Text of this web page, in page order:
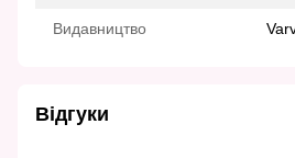
Видавництво
Відгуки